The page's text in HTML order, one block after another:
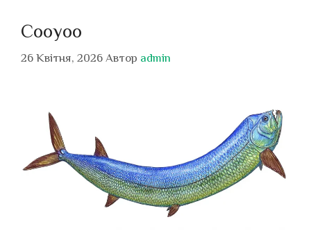
Cooyoo
26 Квітня, 2026 Автор admin